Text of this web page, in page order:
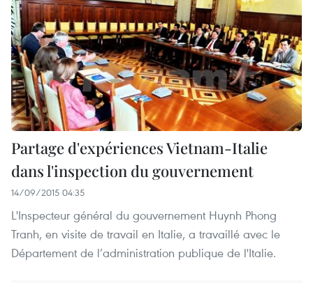
Partage d'expériences Vietnam-Italie
dans l'inspection du gouvernement
14/09/2015 04:35
L'Inspecteur général du gouvernement Huynh Phong
Tranh, en visite de travail en Italie, a travaillé avec le
Département de l’administration publique de l'Italie.